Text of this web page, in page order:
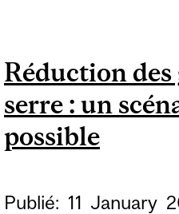
Réduction des
serre : un
possible
Publié: 11 January